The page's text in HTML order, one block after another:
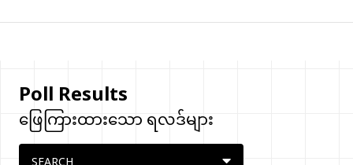
Poll Results
ဖြေကြားထားသော ရလဒ်များ